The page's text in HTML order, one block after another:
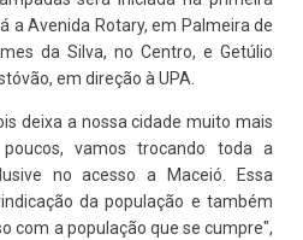
a Avenida Rotary, em Palmeira de
da Silva, no Centro, e Getúlio
em direção à UPA.
deixa a nossa cidade muito mais
vamos trocando toda a
no acesso a Maceió. Essa
da população e também
com a população que se cumpre",